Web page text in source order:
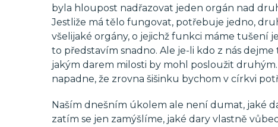
byla hloupost nadřazovat jeden orgán nad
Jestliže má tělo fungovat, potřebuje jedno,
všelijaké orgány, o jejichž funkci máme tušení
to představím snadno. Ale je-li kdo z nás
jakým darem milosti by mohl posloužit
napadne, že zrovna šišinku bychom v církvi
Naším dnešním úkolem ale není dumat, jaké
zatím se jen zamýšlíme, jaké dary vlastně